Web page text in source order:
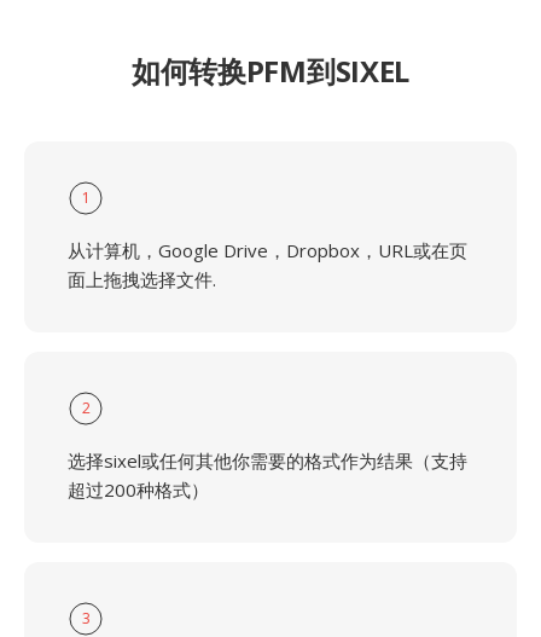
如何转换PFM到SIXEL
1
从计算机，Google Drive，Dropbox，URL或在页
面上拖拽选择文件.
2
选择sixel或任何其他你需要的格式作为结果（支持
超过200种格式）
3